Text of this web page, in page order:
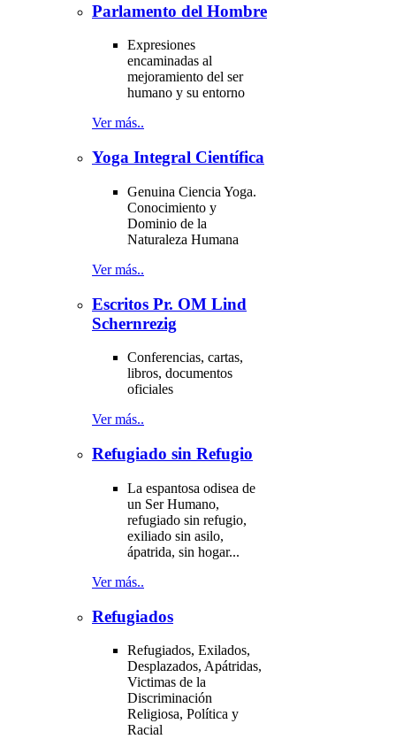
Parlamento del Hombre
Expresiones
encaminadas al
mejoramiento del ser
humano y su entorno
Ver más..
Yoga Integral Científica
Genuina Ciencia Yoga.
Conocimiento y
Dominio de la
Naturaleza Humana
Ver más..
Escritos Pr. OM Lind
Schernrezig
Conferencias, cartas,
libros, documentos
oficiales
Ver más..
Refugiado sin Refugio
La espantosa odisea de
un Ser Humano,
refugiado sin refugio,
exiliado sin asilo,
ápatrida, sin hogar...
Ver más..
Refugiados
Refugiados, Exilados,
Desplazados, Apátridas,
Victimas de la
Discriminación
Religiosa, Política y
Racial